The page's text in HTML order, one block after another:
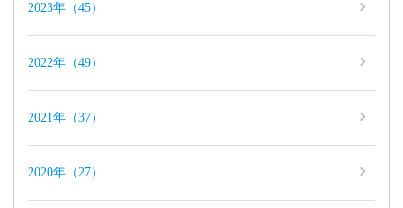
2023年（45）
2022年（49）
2021年（37）
2020年（27）